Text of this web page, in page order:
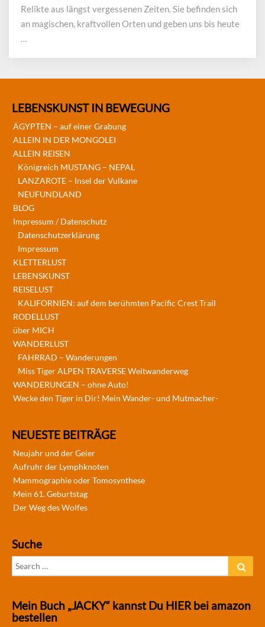
Relikte aus längst vergessenen Zeiten. Sie befinden sich
an magischen, kraftvollen Orten und geben uns bis heute
…
LEBENSKUNST IN BEWEGUNG
ÄGYPTEN – auf einer Grabung
ALLEIN IN DER MONGOLEI
ALLEIN REISEN
Königreich MUSTANG – NEPAL
LANZAROTE – Insel der Vulkane
NEUFUNDLAND
BLOG
Impressum / Datenschutz
Datenschutzerklärung
Impressum
KLETTERLUST
LEBENSKUNST
REISELUST
KALIFORNIEN: auf dem berühmten Pacific Crest Trail
RODELLUST
über MICH
WANDERLUST
FAHRRAD – Wanderungen
Miss Tiger ALPEN TRAVERSE Weitwanderweg
WANDERUNGEN – ohne Auto!
Wecke den Tiger in Dir! Mein Wander- und Mutmacher-
NEUESTE BEITRÄGE
Neujahr und der Geier
Aufruhr der Lymphknoten
Mammographie oder Tomosynthese
Mein 61. Geburtstag
Der Weg des Wolfes
Suche
Search
for:
Mein Buch „JACKY“ kannst Du HIER bei amazon
bestellen